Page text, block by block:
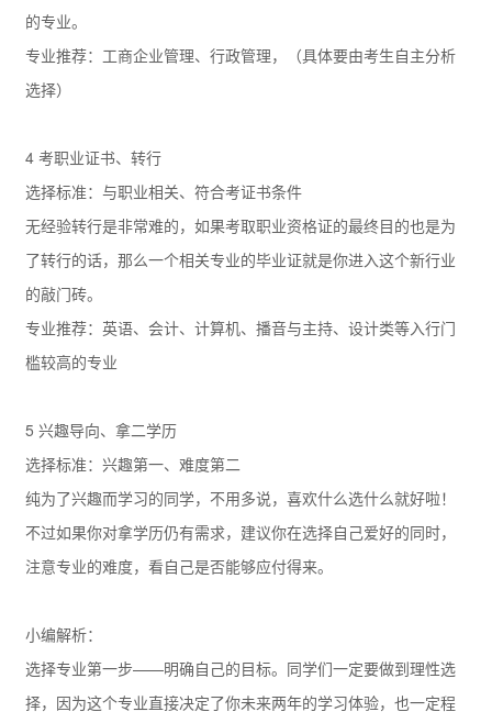
的专业。
专业推荐：工商企业管理、行政管理，（具体要由考生自主分析
选择）
4 考职业证书、转行
选择标准：与职业相关、符合考证书条件
无经验转行是非常难的，如果考取职业资格证的最终目的也是为
了转行的话，那么一个相关专业的毕业证就是你进入这个新行业
的敲门砖。
专业推荐：英语、会计、计算机、播音与主持、设计类等入行门
槛较高的专业
5 兴趣导向、拿二学历
选择标准：兴趣第一、难度第二
纯为了兴趣而学习的同学，不用多说，喜欢什么选什么就好啦！
不过如果你对拿学历仍有需求，建议你在选择自己爱好的同时，
注意专业的难度，看自己是否能够应付得来。
小编解析：
选择专业第一步——明确自己的目标。同学们一定要做到理性选
择，因为这个专业直接决定了你未来两年的学习体验，也一定程